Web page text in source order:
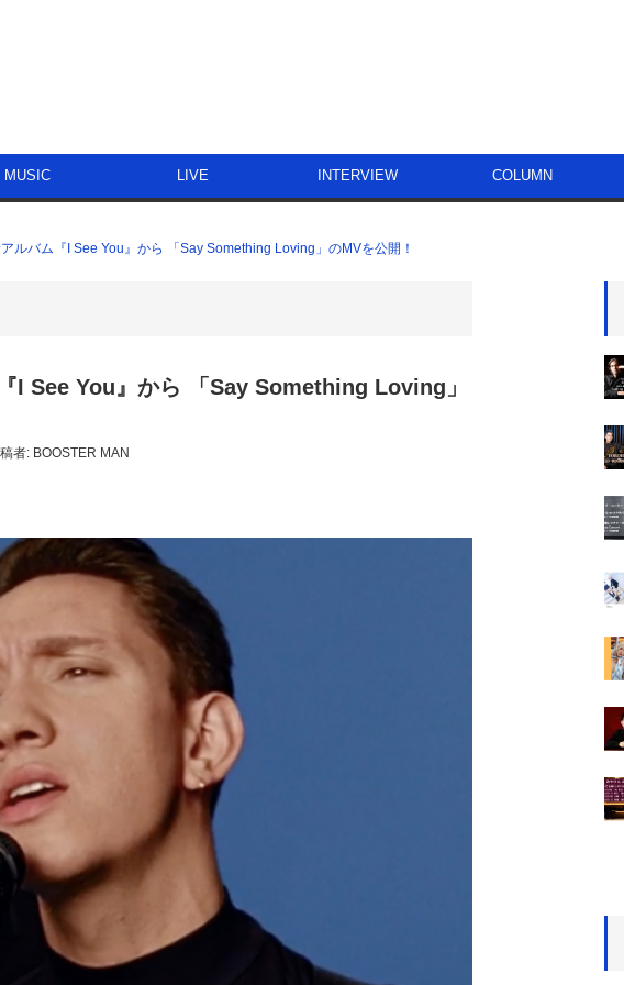
MUSIC LIVE INTERVIEW COLUMN
ルバム『I See You』から 「Say Something Loving」のMVを公開！
I See You』から 「Say Something Loving」
者: BOOSTER MAN